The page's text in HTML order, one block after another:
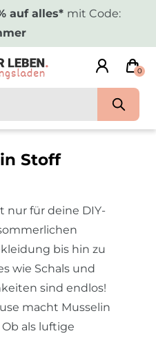
auf alles* mit Code:
0
Stoff
nur für deine DIY-
bis hin zu
wie Schals und
sind endlos!
macht Musselin
als luftige